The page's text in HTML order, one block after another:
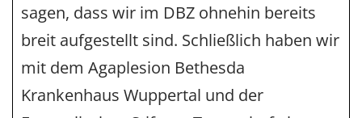
sagen, dass wir im DBZ ohnehin bereits
breit aufgestellt sind. Schließlich haben wir
mit dem Agaplesion Bethesda
Krankenhaus Wuppertal und der